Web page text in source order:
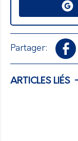
Partager:
ARTICLES LIÉS